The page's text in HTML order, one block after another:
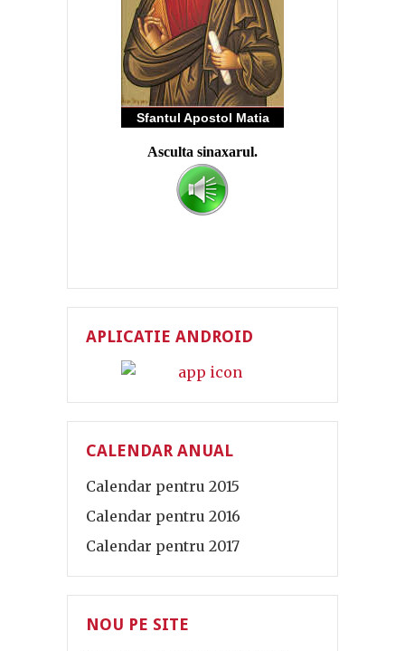
APLICATIE ANDROID
CALENDAR ANUAL
Calendar pentru 2015
Calendar pentru 2016
Calendar pentru 2017
NOU PE SITE